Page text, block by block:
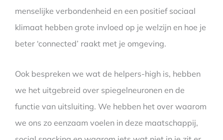
menselijke verbondenheid en een positief sociaal
klimaat hebben grote invloed op je welzijn en hoe je
beter ‘connected’ raakt met je omgeving.
Ook bespreken we wat de helpers-high is, hebben
we het uitgebreid over spiegelneuronen en de
functie van uitsluiting. We hebben het over waarom
we ons zo eenzaam voelen in deze maatschappij,